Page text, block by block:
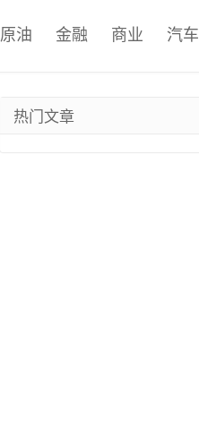
原油 金融 商业 汽车
热门文章